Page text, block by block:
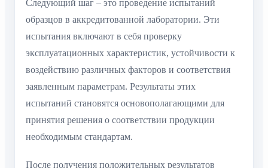
Следующий шаг – это проведение испытаний
образцов в аккредитованной лаборатории. Эти
испытания включают в себя проверку
эксплуатационных характеристик, устойчивости к
воздействию различных факторов и соответствия
заявленным параметрам. Результаты этих
испытаний становятся основополагающими для
принятия решения о соответствии продукции
необходимым стандартам.
После получения положительных результатов